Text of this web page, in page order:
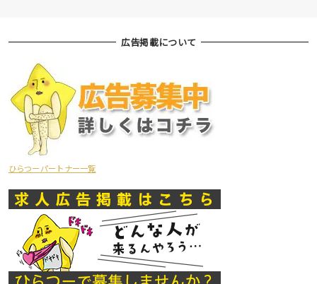
広告掲載について
ひらつーパートナー一覧